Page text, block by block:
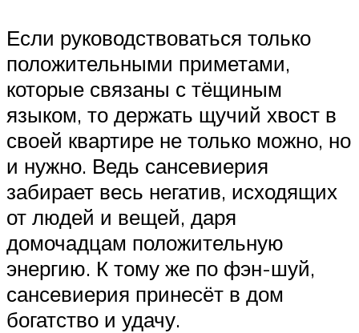
Если руководствоваться только
положительными приметами,
которые связаны с тёщиным
языком, то держать щучий хвост в
своей квартире не только можно, но
и нужно. Ведь сансевиерия
забирает весь негатив, исходящих
от людей и вещей, даря
домочадцам положительную
энергию. К тому же по фэн-шуй,
сансевиерия принесёт в дом
богатство и удачу.